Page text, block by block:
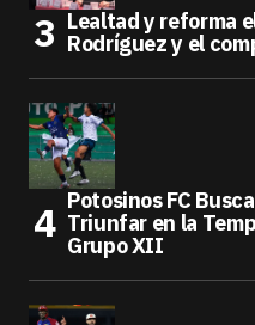
Lealtad y reforma
Rodríguez y el
Potosinos FC
Triunfar en la
Grupo XII